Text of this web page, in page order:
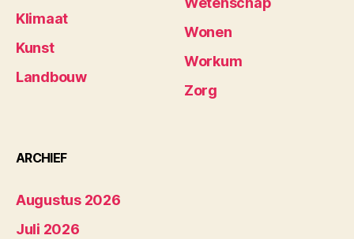
Klimaat
Kunst
Landbouw
Wonen
Workum
Zorg
ARCHIEF
Augustus 2026
Juli 2026